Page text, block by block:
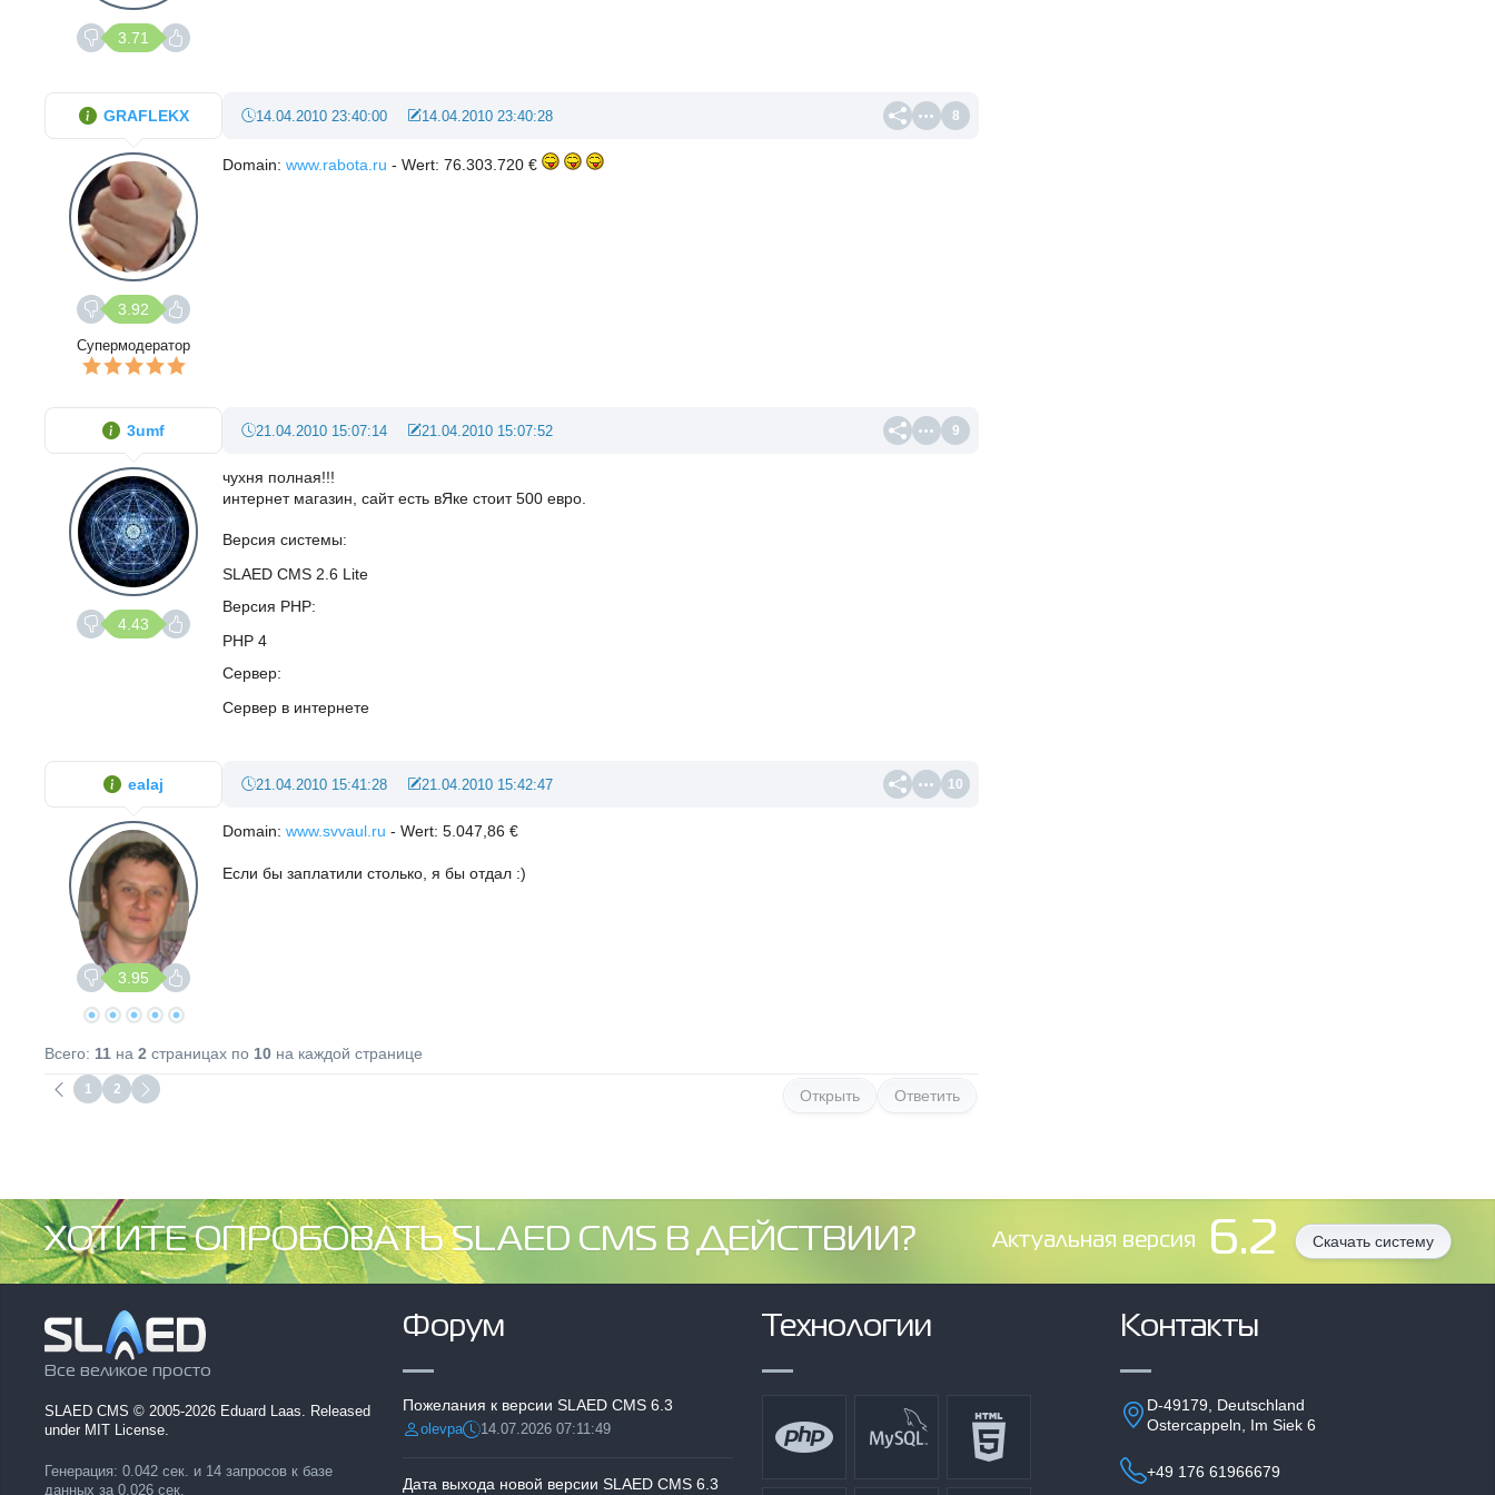
3.71
8
14.04.2010 23:40:00 14.04.2010 23:40:28
Domain: www.rabota.ru - Wert: 76.303.720 €
GRAFLEKX
3.92
Супермодератор
9
21.04.2010 15:07:14 21.04.2010 15:07:52
чухня полная!!!
интернет магазин, сайт есть вЯке стоит 500 евро.
Версия системы
SLAED CMS 2.6 Lite
Версия PHP
PHP 4
Сервер
Сервер в интернете
3umf
4.43
10
21.04.2010 15:41:28 21.04.2010 15:42:47
Domain: www.svvaul.ru - Wert: 5.047,86 €
Если бы заплатили столько, я бы отдал :)
ealaj
3.95
Всего: 11 на 2 страницах по 10 на каждой странице
1 2 Открыть Ответить
ХОТИТЕ ОПРОБОВАТЬ SLAED CMS В ДЕЙСТВИИ? Aктуальная версия 6.2 Скачать систему
Все великое просто
SLAED CMS © 2005-2026 Eduard Laas. Released
under MIT License.
Генерация: 0.042 сек. и 14 запросов к базе
данных за 0.026 сек.
Форум
Пожелания к версии SLAED CMS 6.3
Разместил:
olevpaДата:14.07.2026 07:11:49
Дата выхода новой версии SLAED CMS 6.3
Технологии Контакты
D-49179, Deutschland
Ostercappeln, Im Siek 6
+49 176 61966679